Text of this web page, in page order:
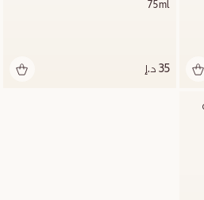
75ml
35 د.إ